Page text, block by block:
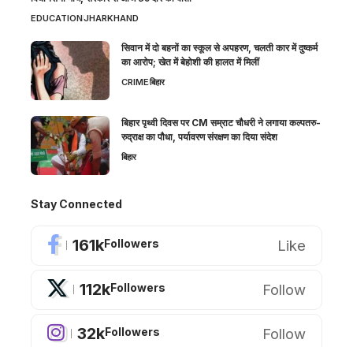
EDUCATIONJHARKHAND
सिवान में दो बहनों का स्कूल से अपहरण, चलती कार में दुष्कर्म
का आरोप; खेत में बेहोशी की हालत में मिलीं
CRIMEबिहार
बिहार पृथ्वी दिवस पर CM सम्राट चौधरी ने लगाया कल्पतरु-
रुद्राक्ष का पौधा, पर्यावरण संरक्षण का दिया संदेश
बिहार
Stay Connected
161kFollowers Like
112kFollowers Follow
32kFollowers Follow